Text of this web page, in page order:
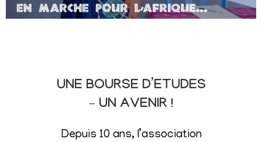
UNE BOURSE D’ETUDES
– UN AVENIR !
Depuis 10 ans, l’association